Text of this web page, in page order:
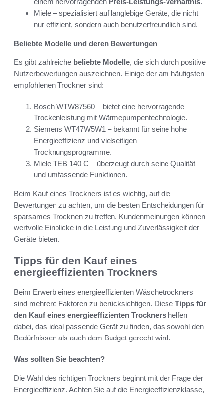
einem hervorragenden Preis-Leistungs-Verhältnis.
Miele – spezialisiert auf langlebige Geräte, die nicht
nur effizient, sondern auch benutzerfreundlich sind.
Beliebte Modelle und deren Bewertungen
Es gibt zahlreiche beliebte Modelle, die sich durch positive
Nutzerbewertungen auszeichnen. Einige der am häufigsten
empfohlenen Trockner sind:
Bosch WTW87560 – bietet eine hervorragende
Trockenleistung mit Wärmepumpentechnologie.
Siemens WT47W5W1 – bekannt für seine hohe
Energieeffizienz und vielseitigen
Trocknungsprogramme.
Miele TEB 140 C – überzeugt durch seine Qualität
und umfassende Funktionen.
Beim Kauf eines Trockners ist es wichtig, auf die
Bewertungen zu achten, um die besten Entscheidungen für
sparsames Trocknen zu treffen. Kundenmeinungen können
wertvolle Einblicke in die Leistung und Zuverlässigkeit der
Geräte bieten.
Tipps für den Kauf eines
energieeffizienten Trockners
Beim Erwerb eines energieeffizienten Wäschetrockners
sind mehrere Faktoren zu berücksichtigen. Diese Tipps für
den Kauf eines energieeffizienten Trockners helfen
dabei, das ideal passende Gerät zu finden, das sowohl den
Bedürfnissen als auch dem Budget gerecht wird.
Was sollten Sie beachten?
Die Wahl des richtigen Trockners beginnt mit der Frage der
Energieeffizienz. Achten Sie auf die Energieeffizienzklasse,